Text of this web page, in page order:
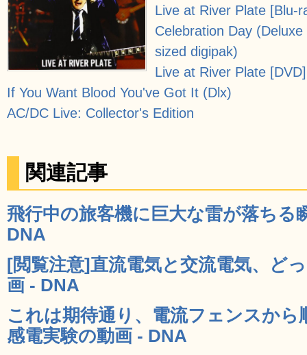
Live at River Plate [Blu-
Celebration Day
sized digipak)
Live at River Plate
If You Want Blood You've Got It (Dlx)
AC/DC Live: Collector's Edition
関連記事
飛行中の旅客機に巨大な雷が落ちる
DNA
[閲覧注意]直流電気と交流電気、ど
画 - DNA
これは期待通り、電流フェンスか
感電実験の動画 - DNA